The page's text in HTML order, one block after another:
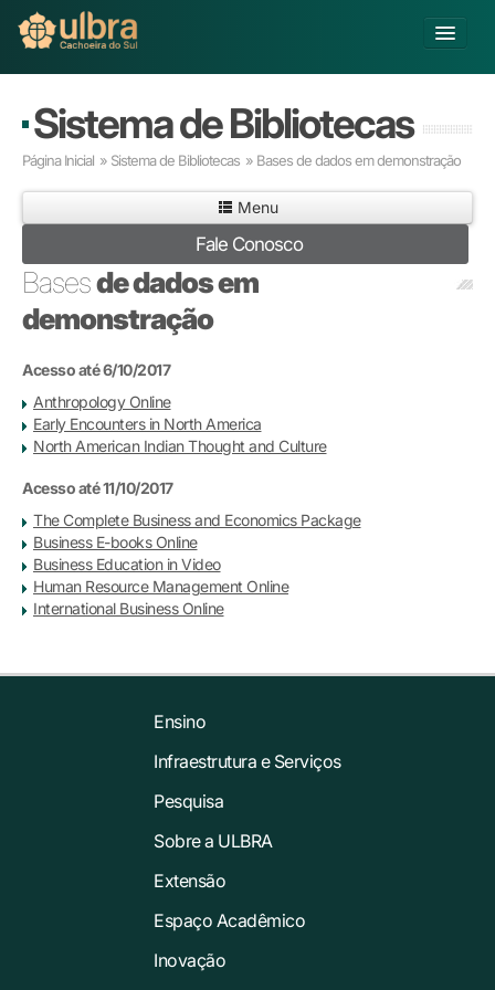
Buscar
Já sou Aluno
Matricule-se
Educação Básica
Graduação
Pós-graduação
Pesquisa
Extensão
Infraestrutura e Serviços
Inovação
Sobre a ULBRA
Sistema de Bibliotecas
Página Inicial » Sistema de Bibliotecas » Bases de dados em demonstração
Menu
Fale Conosco
Basesde dados em
demonstração
Acesso até 6/10/2017
Anthropology Online
Early Encounters in North America
North American Indian Thought and Culture
Acesso até 11/10/2017
The Complete Business and Economics Package
Business E-books Online
Business Education in Video
Human Resource Management Online
International Business Online
Ensino
Infraestrutura e Serviços
Pesquisa
Sobre a ULBRA
Extensão
Espaço Acadêmico
Inovação